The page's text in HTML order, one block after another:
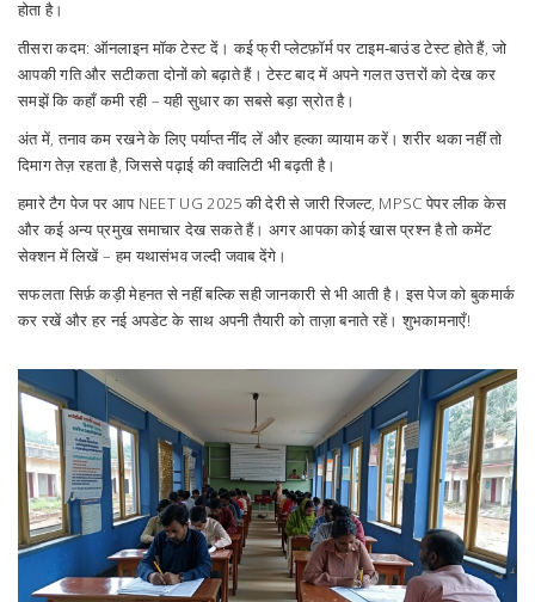
होता है।
तीसरा कदम: ऑनलाइन मॉक टेस्ट दें। कई फ्री प्लेटफ़ॉर्म पर टाइम‑बाउंड टेस्ट होते हैं, जो
आपकी गति और सटीकता दोनों को बढ़ाते हैं। टेस्ट बाद में अपने गलत उत्तरों को देख कर
समझें कि कहाँ कमी रही – यही सुधार का सबसे बड़ा स्रोत है।
अंत में, तनाव कम रखने के लिए पर्याप्त नींद लें और हल्का व्यायाम करें। शरीर थका नहीं तो
दिमाग तेज़ रहता है, जिससे पढ़ाई की क्वालिटी भी बढ़ती है।
हमारे टैग पेज पर आप NEET UG 2025 की देरी से जारी रिजल्ट, MPSC पेपर लीक केस
और कई अन्य प्रमुख समाचार देख सकते हैं। अगर आपका कोई खास प्रश्न है तो कमेंट
सेक्शन में लिखें – हम यथासंभव जल्दी जवाब देंगे।
सफलता सिर्फ़ कड़ी मेहनत से नहीं बल्कि सही जानकारी से भी आती है। इस पेज को बुकमार्क
कर रखें और हर नई अपडेट के साथ अपनी तैयारी को ताज़ा बनाते रहें। शुभकामनाएँ!